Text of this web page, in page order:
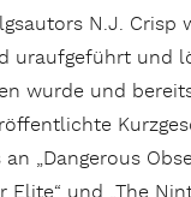
N.J.
und
wurde und
„Dangerous